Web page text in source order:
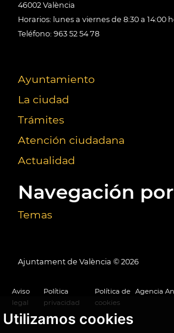
Utilizamos cookies
46002 València
Horarios: lunes a viernes de 8:30 a 14:00
Teléfono: 963 52 54 78
Ayuntamiento
La ciudad
Trámites
Atención ciudadana
Actualidad
Navegación
Temas
Ajuntament de València © 2026
Aviso
legal
Política
privacidad
Política de
cookies
Agencia